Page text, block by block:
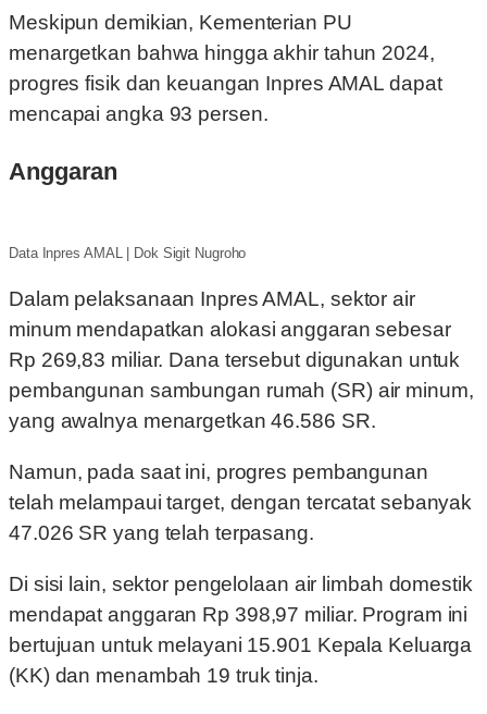
Meskipun demikian, Kementerian PU
menargetkan bahwa hingga akhir tahun 2024,
progres fisik dan keuangan Inpres AMAL dapat
mencapai angka 93 persen.
Anggaran
Data Inpres AMAL | Dok Sigit Nugroho
Dalam pelaksanaan Inpres AMAL, sektor air
minum mendapatkan alokasi anggaran sebesar
Rp 269,83 miliar. Dana tersebut digunakan untuk
pembangunan sambungan rumah (SR) air minum,
yang awalnya menargetkan 46.586 SR.
Namun, pada saat ini, progres pembangunan
telah melampaui target, dengan tercatat sebanyak
47.026 SR yang telah terpasang.
Di sisi lain, sektor pengelolaan air limbah domestik
mendapat anggaran Rp 398,97 miliar. Program ini
bertujuan untuk melayani 15.901 Kepala Keluarga
(KK) dan menambah 19 truk tinja.